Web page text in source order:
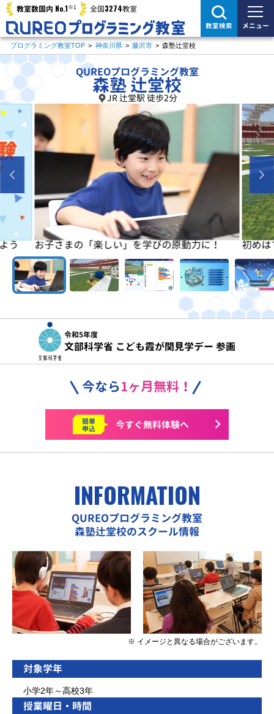
教室数国内 No.1※1 全国3274教室
教室検索 メニュー
プログラミング教室TOP > 神奈川県 > 藤沢市 > 森塾辻堂校
QUREOプログラミング教室
森塾 辻堂校
JR 辻堂駅 徒歩2分
う お子さまの「楽しい」を学びの原動力に！ 初め
令和5年度
文部科学省 こども霞が関見学デー 参画
今なら1ヶ月無料！
簡単
申込 今すぐ無料体験へ
INFORMATION
QUREOプログラミング教室
森塾辻堂校のスクール情報
※ イメージと異なる場合がございます。
対象学年
小学2年～高校3年
授業曜日・時間